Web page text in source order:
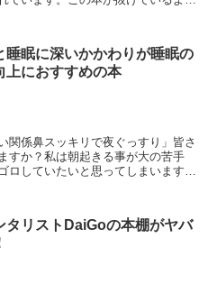
睡眠に深いかかわりが睡眠の
上におすすめの本
関係鼻スッキリで夜ぐっすり」皆さ
すか？私は朝起きる事が大の苦手
ロしていたいと思ってしまいます。
タリストDaiGoの本棚がヤバ